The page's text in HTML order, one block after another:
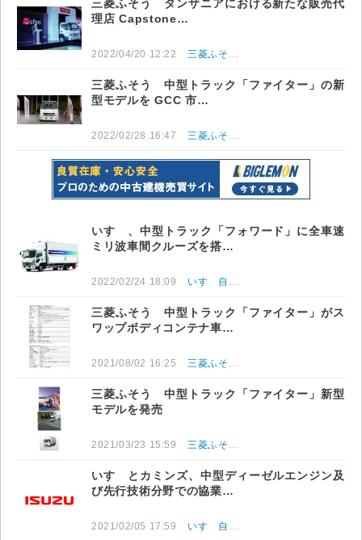
三菱ふそう タンザニアにおける新たな販売代
理店 Capstone…
2022/04/20 12:22 三菱ふそうトラック・バス株式会社
三菱ふそう 中型トラック「ファイター」の新
型モデルを GCC 市…
2022/02/28 16:47 三菱ふそうトラック・バス株式会社
いすゞ、中型トラック「フォワード」に全車速
ミリ波車間クルーズを搭…
2022/02/24 18:09 いすゞ自動車株式会社
三菱ふそう 中型トラック「ファイター」がス
ワップボディコンテナ車…
2021/08/02 16:25 三菱ふそうトラック・バス株式会社
三菱ふそう 中型トラック「ファイター」新型
モデルを発売
2021/03/23 15:59 三菱ふそうトラック・バス株式会社
いすゞとカミンズ、中型ディーゼルエンジン及
び先行技術分野での協業…
2021/02/05 17:59 いすゞ自動車株式会社